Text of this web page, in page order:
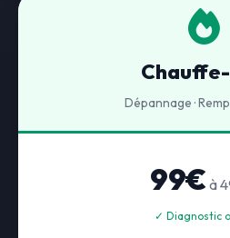
Dépannage ·
99€ à
✓ Diagnostic